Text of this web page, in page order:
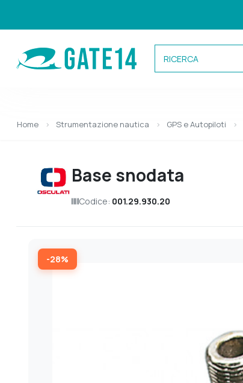
Categorie
Home Strumentazione nautica GPS e Autopiloti
Base snodata
Codice: 001.29.930.20
-28%